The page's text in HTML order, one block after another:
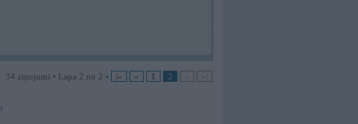
34 ziņojumi • Lapa 2 no 2 • |« « 1 2